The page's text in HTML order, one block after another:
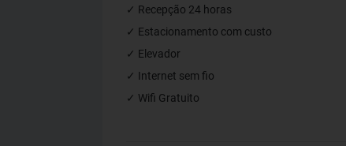
✓ Recepção 24 horas
✓ Estacionamento com custo
✓ Elevador
✓ Internet sem fio
✓ Wifi Gratuito